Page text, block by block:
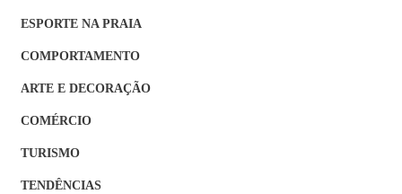
ESPORTE NA PRAIA
COMPORTAMENTO
ARTE E DECORAÇÃO
COMÉRCIO
TURISMO
TENDÊNCIAS